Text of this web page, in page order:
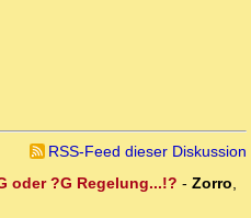
RSS-Feed dieser Diskussion
oder ?G Regelung...!? - Zorro,